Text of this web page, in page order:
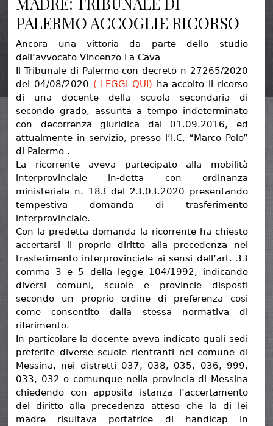
PALERMO ACCOGLIE RICORSO
Ancora una vittoria da parte dello studio
dell’avvocato Vincenzo La Cava
Il Tribunale di Palermo con decreto n 27265/2020
del 04/08/2020 ( LEGGI QUI) ha accolto il ricorso
di una docente della scuola secondaria di
secondo grado, assunta a tempo indeterminato
con decorrenza giuridica dal 01.09.2016, ed
attualmente in servizio, presso l’I.C. “Marco Polo”
di Palermo .
La ricorrente aveva partecipato alla mobilità
interprovinciale in-detta con ordinanza
ministeriale n. 183 del 23.03.2020 presentando
tempestiva domanda di trasferimento
interprovinciale.
Con la predetta domanda la ricorrente ha chiesto
accertarsi il proprio diritto alla precedenza nel
trasferimento interprovinciale ai sensi dell’art. 33
comma 3 e 5 della legge 104/1992, indicando
diversi comuni, scuole e provincie disposti
secondo un proprio ordine di preferenza cosi
come consentito dalla stessa normativa di
riferimento.
In particolare la docente aveva indicato quali sedi
preferite diverse scuole rientranti nel comune di
Messina, nei distretti 037, 038, 035, 036, 999,
033, 032 o comunque nella provincia di Messina
chiedendo con apposita istanza l’accertamento
del diritto alla precedenza atteso che la di lei
madre risultava portatrice di handicap in